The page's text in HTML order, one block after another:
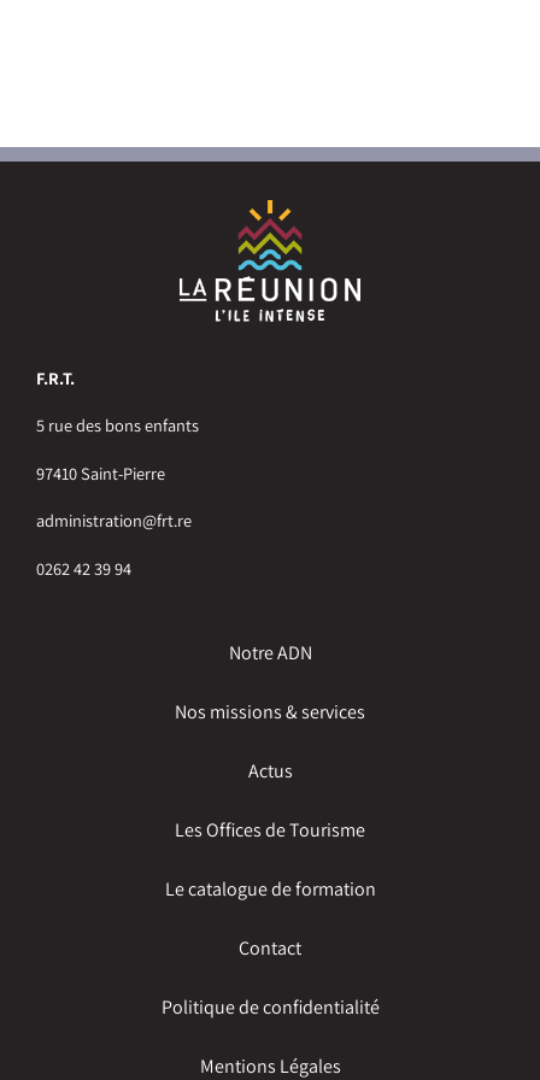
F.R.T.
5 rue des bons enfants
97410 Saint-Pierre
administration@frt.re
0262 42 39 94
Notre ADN
Nos missions & services
Actus
Les Offices de Tourisme
Le catalogue de formation
Contact
Politique de confidentialité
Mentions Légales